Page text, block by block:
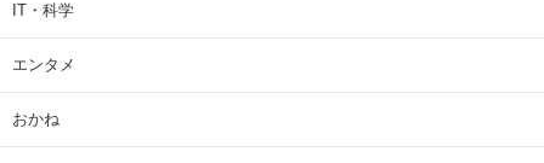
IT・科学
エンタメ
おかね